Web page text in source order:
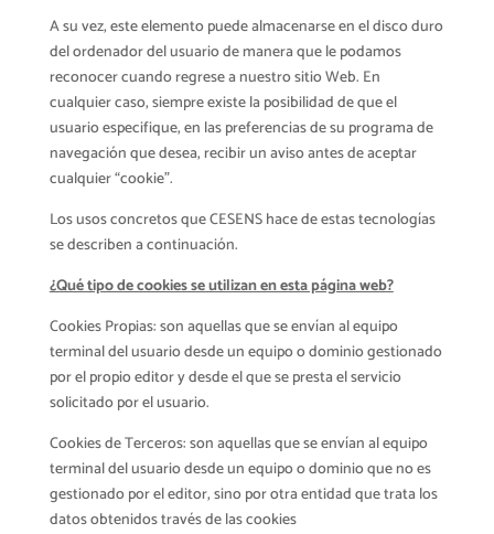
A su vez, este elemento puede almacenarse en el disco duro
del ordenador del usuario de manera que le podamos
reconocer cuando regrese a nuestro sitio Web. En
cualquier caso, siempre existe la posibilidad de que el
usuario especifique, en las preferencias de su programa de
navegación que desea, recibir un aviso antes de aceptar
cualquier “cookie”.
Los usos concretos que CESENS hace de estas tecnologías
se describen a continuación.
¿Qué tipo de cookies se utilizan en esta página web?
Cookies Propias: son aquellas que se envían al equipo
terminal del usuario desde un equipo o dominio gestionado
por el propio editor y desde el que se presta el servicio
solicitado por el usuario.
Cookies de Terceros: son aquellas que se envían al equipo
terminal del usuario desde un equipo o dominio que no es
gestionado por el editor, sino por otra entidad que trata los
datos obtenidos través de las cookies